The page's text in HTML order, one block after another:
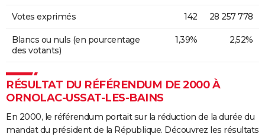
Votes exprimés 142 28 257 778
Blancs ou nuls (en pourcentage
des votants)
1,39% 2,52%
RÉSULTAT DU RÉFÉRENDUM DE 2000 À
ORNOLAC-USSAT-LES-BAINS
En 2000, le référendum portait sur la réduction de la durée du
mandat du président de la République. Découvrez les résultats